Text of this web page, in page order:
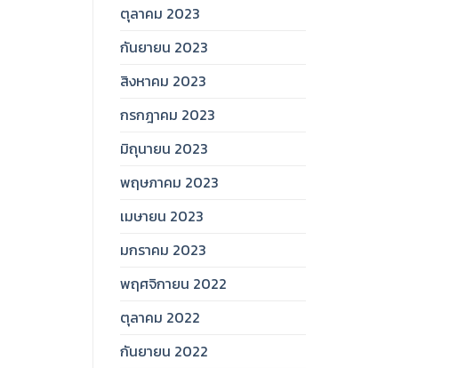
ตุลาคม 2023
กันยายน 2023
สิงหาคม 2023
กรกฎาคม 2023
มิถุนายน 2023
พฤษภาคม 2023
เมษายน 2023
มกราคม 2023
พฤศจิกายน 2022
ตุลาคม 2022
กันยายน 2022